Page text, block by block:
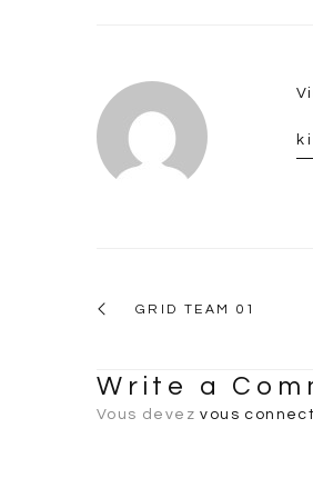
GRID TEAM 01
Write a
Vous devezvous